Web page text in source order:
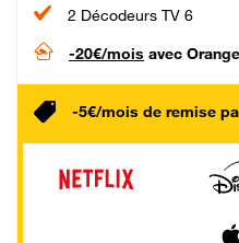
2 Décodeurs TV 6
-20€/mois avec
-5€/mois de remise